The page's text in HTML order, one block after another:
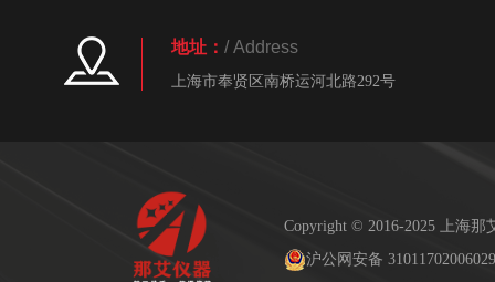
地址： / Address
上海市奉贤区南桥运河北路292号
Copyright © 2016-2025 上海
沪公网安备